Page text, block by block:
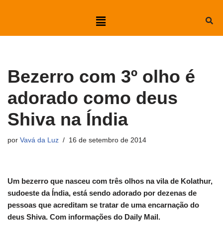
Bezerro com 3º olho é
adorado como deus
Shiva na Índia
por Vavá da Luz 16 de setembro de 2014
Um bezerro que nasceu com três olhos na vila de Kolathur,
sudoeste da Índia, está sendo adorado por dezenas de
pessoas que acreditam se tratar de uma encarnação do
deus Shiva. Com informações do Daily Mail.